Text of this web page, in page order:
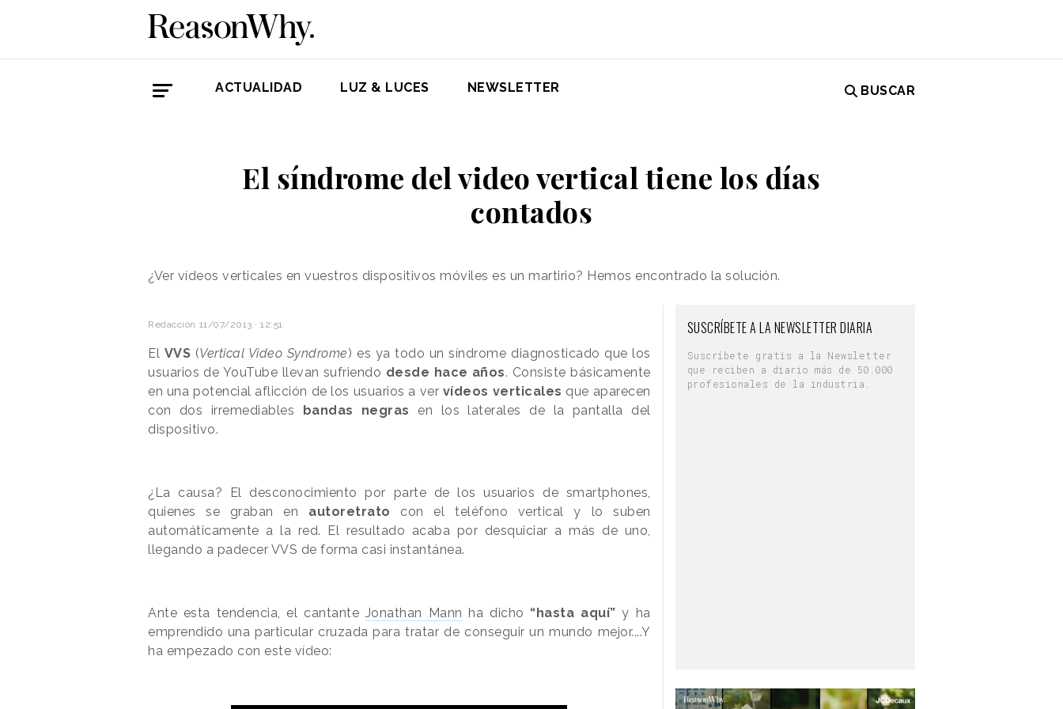
ACTUALIDAD LUZ & LUCES NEWSLETTER BUSCAR
El síndrome del video vertical tiene los días
contados
¿Ver vídeos verticales en vuestros dispositivos móviles es un martirio? Hemos encontrado la solución.
Redacción 11/07/2013 · 12:51
El VVS (Vertical Video Syndrome) es ya todo un síndrome diagnosticado que los
usuarios de YouTube llevan sufriendo desde hace años. Consiste básicamente
en una potencial aflicción de los usuarios a ver vídeos verticales que aparecen
con dos irremediables bandas negras en los laterales de la pantalla del
dispositivo.
¿La causa? El desconocimiento por parte de los usuarios de smartphones,
quienes se graban en autoretrato con el teléfono vertical y lo suben
automáticamente a la red. El resultado acaba por desquiciar a más de uno,
llegando a padecer VVS de forma casi instantánea.
Ante esta tendencia, el cantante Jonathan Mann ha dicho “hasta aquí” y ha
emprendido una particular cruzada para tratar de conseguir un mundo mejor....Y
ha empezado con este vídeo:
SUSCRÍBETE A LA NEWSLETTER DIARIA
Suscríbete gratis a la Newsletter
que reciben a diario más de 50.000
profesionales de la industria.